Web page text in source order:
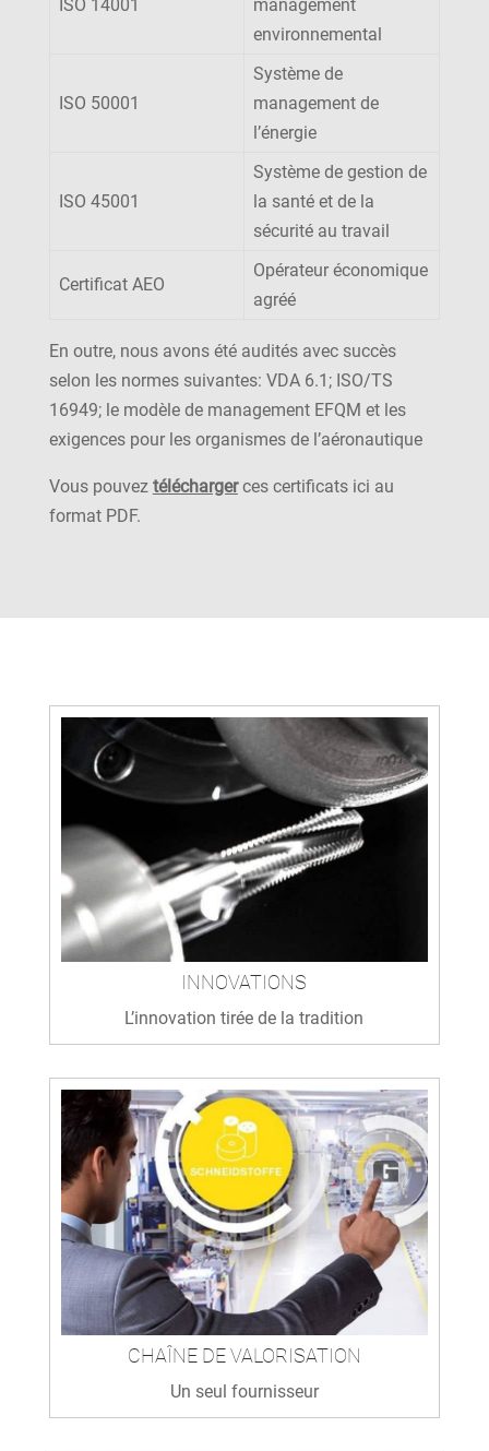
ISO 14001
management
environnemental
ISO 50001
Système de
management de
l’énergie
ISO 45001
Système de gestion de
la santé et de la
sécurité au travail
Certificat AEO
Opérateur économique
agréé
En outre, nous avons été audités avec succès
selon les normes suivantes: VDA 6.1; ISO/TS
16949; le modèle de management EFQM et les
exigences pour les organismes de l’aéronautique
Vous pouvez téléchargerces certificats ici au
format PDF.
INNOVATIONS
L’innovation tirée de la tradition
CHAÎNE DE VALORISATION
Un seul fournisseur